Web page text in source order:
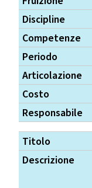
Discipline
Competenze
Periodo
Articolazione
Costo
Responsabile
Titolo
Descrizione